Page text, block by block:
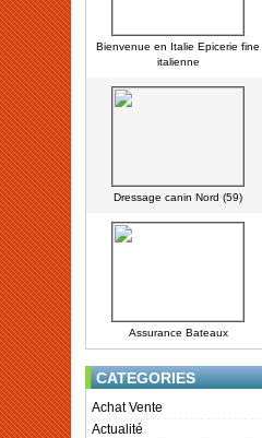
Bienvenue en Italie Epicerie fine
italienne
Dressage canin Nord (59)
Assurance Bateaux
CATEGORIES
Achat Vente
Actualité